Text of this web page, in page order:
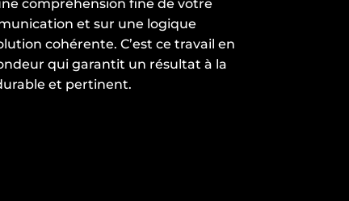
compréhension fine de votre
et sur une logique
cohérente. C’est ce travail en
qui garantit un résultat à la
et pertinent.